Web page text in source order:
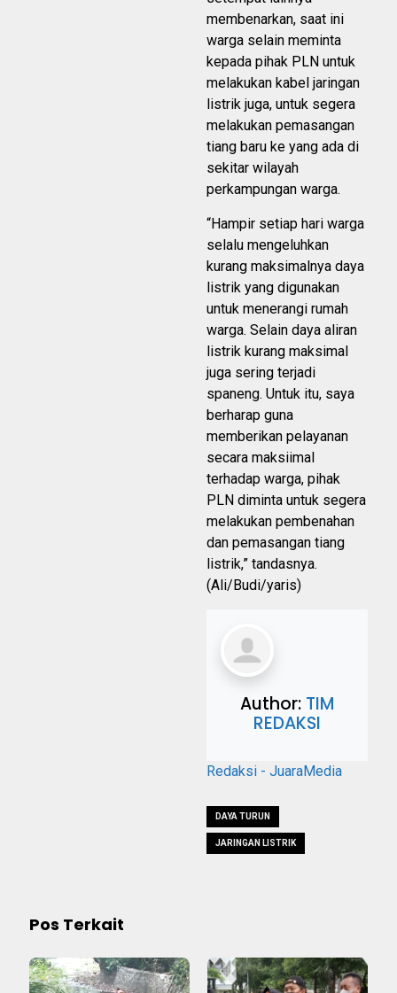
membenarkan, saat ini
warga selain meminta
kepada pihak PLN untuk
melakukan kabel jaringan
listrik juga, untuk segera
melakukan pemasangan
tiang baru ke yang ada di
sekitar wilayah
perkampungan warga.
“Hampir setiap hari warga
selalu mengeluhkan
kurang maksimalnya daya
listrik yang digunakan
untuk menerangi rumah
warga. Selain daya aliran
listrik kurang maksimal
juga sering terjadi
spaneng. Untuk itu, saya
berharap guna
memberikan pelayanan
secara maksiimal
terhadap warga, pihak
PLN diminta untuk segera
melakukan pembenahan
dan pemasangan tiang
listrik,” tandasnya.
(Ali/Budi/yaris)
Author: TIM
REDAKSI
Redaksi - JuaraMedia
DAYA TURUN
JARINGAN LISTRIK
Pos Terkait